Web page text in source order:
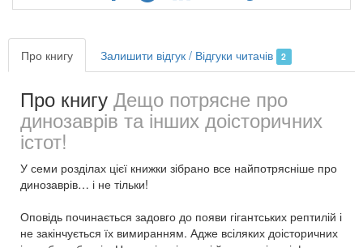
Про книгу Залишити відгук / Відгуки читачів 2
Про книгу Дещо потрясне про
динозаврів та інших доісторичних
істот!
У семи розділах цієї книжки зібрано все найпотрясніше про
динозаврів… і не тільки!
Оповідь починається задовго до появи гігантських рептилій і
не закінчується їх вимиранням. Адже всіляких доісторичних